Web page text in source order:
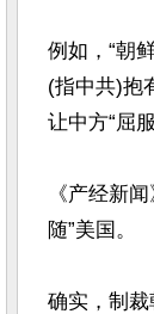
例如，“朝
(指中共)抱
让中方“屈
《产经新
随”美国。
确实，制